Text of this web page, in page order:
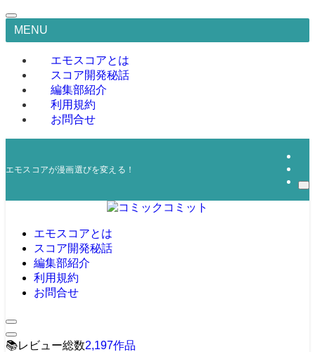
MENU
エモスコアとは
スコア開発秘話
編集部紹介
利用規約
お問合せ
エモスコアが漫画選びを変える！
エモスコアとは
スコア開発秘話
編集部紹介
利用規約
お問合せ
📚レビュー総数2,197作品